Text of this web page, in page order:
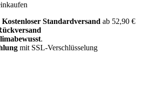
Standardversand ab 52,90 €
.
mit SSL-Verschlüsselung